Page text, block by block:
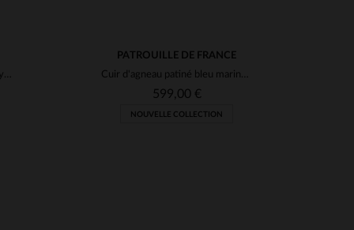
Cuir de mouton bleu marine, style teddy, col chemise et coupe ajustée.
PATROUILLE DE FRANCE
Cuir d'agneau patiné bleu marine pour ce blouson aviateur Redskins.
599,00 €
NOUVELLE COLLECTION